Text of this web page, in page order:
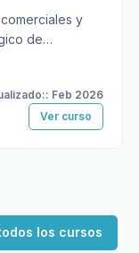
y
de
un sistema de
a
Feb 2026
Ver curso
los cursos